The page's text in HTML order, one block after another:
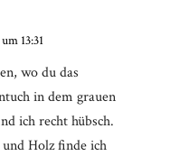
13:31
wo du das
in dem grauen
ich recht hübsch.
Holz finde ich